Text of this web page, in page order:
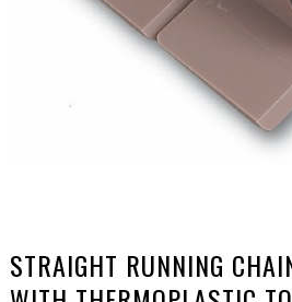
STRAIGHT RUNNING